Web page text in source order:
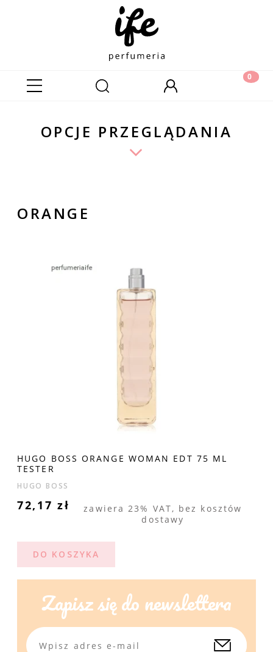
OPCJE PRZEGLĄDANIA
ORANGE
HUGO BOSS ORANGE WOMAN EDT 75 ML
TESTER
HUGO BOSS
72,17 zł
zawiera 23% VAT, bez kosztów
dostawy
DO KOSZYKA
Zapisz się do newslettera